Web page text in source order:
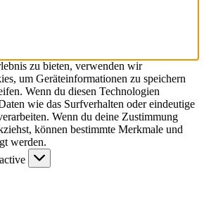
zu bieten, verwenden wir
um Geräteinformationen zu speichern
Wenn du diesen Technologien
wie das Surfverhalten oder eindeutige
Wenn du deine Zustimmung
können bestimmte Merkmale und
werden.